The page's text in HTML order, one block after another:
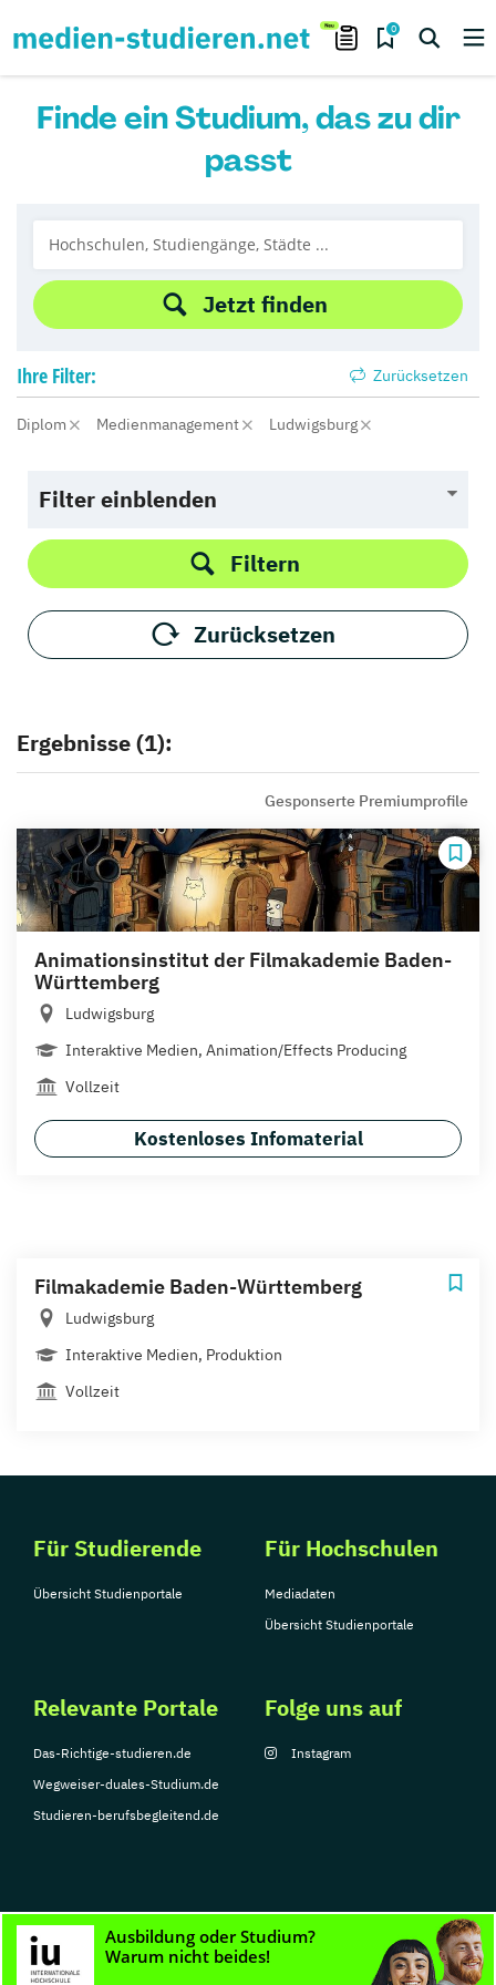
0
Finde ein Studium, das zu dir
passt
Jetzt finden
Ihre Filter: Zurücksetzen
Diplom Medienmanagement Ludwigsburg
Filter einblenden
Filtern
Zurücksetzen
Ergebnisse (1):
Gesponserte Premiumprofile
Animationsinstitut der Filmakademie Baden-
Württemberg
Ludwigsburg
Interaktive Medien, Animation/Effects Producing
Vollzeit
Kostenloses Infomaterial
Filmakademie Baden-Württemberg
Ludwigsburg
Interaktive Medien, Produktion
Vollzeit
Für Studierende
Übersicht Studienportale
Für Hochschulen
Mediadaten
Übersicht Studienportale
Relevante Portale
Das-Richtige-studieren.de
Wegweiser-duales-Studium.de
Studieren-berufsbegleitend.de
Folge uns auf
Instagram
© Copyright 2026, TarGroup Media GmbH